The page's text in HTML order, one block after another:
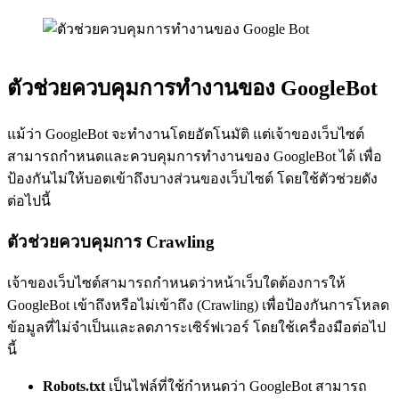
ตัวช่วยควบคุมการทำงานของ GoogleBot
แม้ว่า GoogleBot จะทำงานโดยอัตโนมัติ แต่เจ้าของเว็บไซต์
สามารถกำหนดและควบคุมการทำงานของ GoogleBot ได้ เพื่อ
ป้องกันไม่ให้บอตเข้าถึงบางส่วนของเว็บไซต์ โดยใช้ตัวช่วยดัง
ต่อไปนี้
ตัวช่วยควบคุมการ Crawling
เจ้าของเว็บไซต์สามารถกำหนดว่าหน้าเว็บใดต้องการให้
GoogleBot เข้าถึงหรือไม่เข้าถึง (Crawling) เพื่อป้องกันการโหลด
ข้อมูลที่ไม่จำเป็นและลดภาระเซิร์ฟเวอร์ โดยใช้เครื่องมือต่อไป
นี้
Robots.txt เป็นไฟล์ที่ใช้กำหนดว่า GoogleBot สามารถ